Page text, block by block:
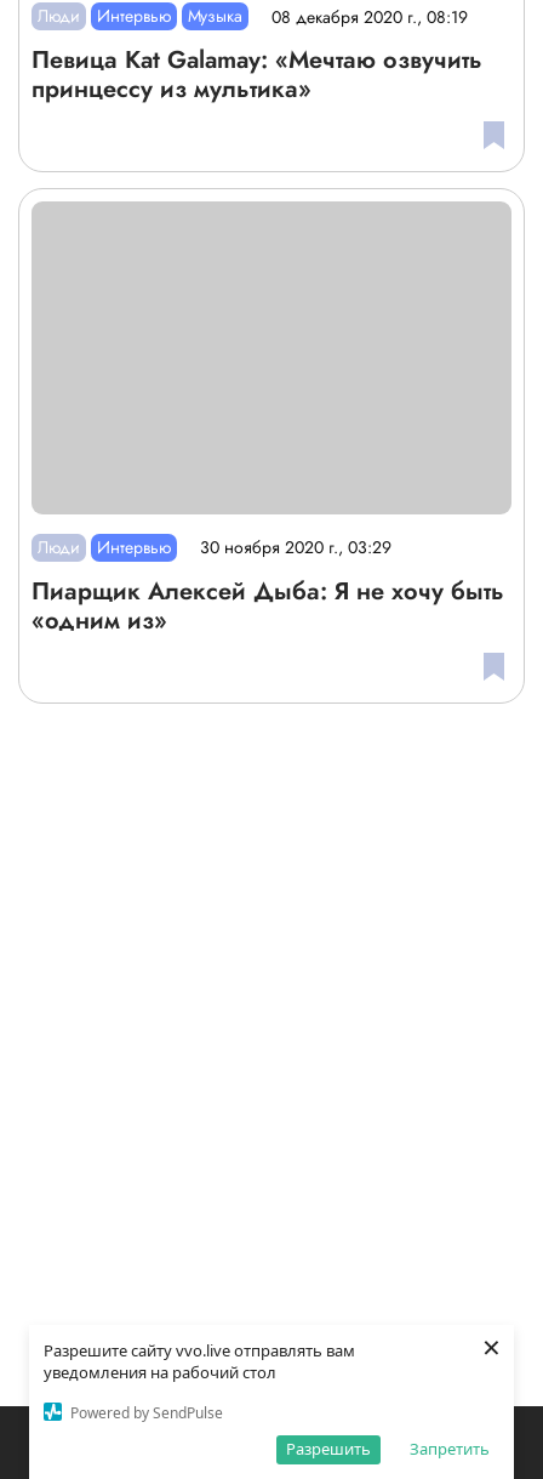
Разрешите сайту vvo.live отправлять вам
уведомления на рабочий стол
Powered by SendPulse
Запретить
Разрешить
×
Закладки Поиск Открыть меню
Люди Интервью Музыка 08 декабря 2020 г., 08:19
Певица Kat Galamay: «Мечтаю озвучить
принцессу из мультика»
Люди Интервью 30 ноября 2020 г., 03:29
Пиарщик Алексей Дыба: Я не хочу быть
«одним из»